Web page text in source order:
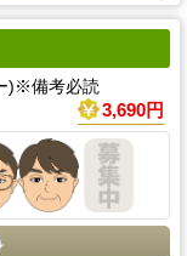
)※備考必読
3,690円